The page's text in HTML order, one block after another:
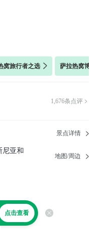
窝旅行者之选 萨拉热窝博
1,676条点评 
景点详情
尼亚和
地图/周边
点击查看